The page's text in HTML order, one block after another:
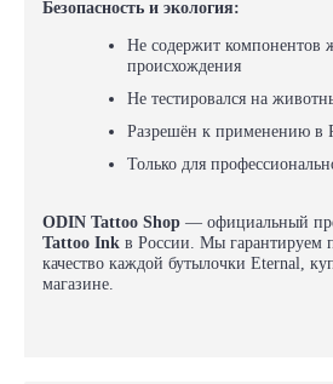
Безопасность и экология:
Не содержит компонентов
происхождения
Не тестировался на
Разрешён к применению в
Только для
ODIN Tattoo Shop — официальный
Tattoo Ink в России. Мы гарантируем
качество каждой бутылочки Eternal,
магазине.